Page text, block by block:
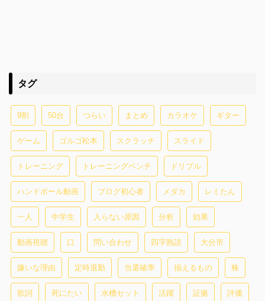
タグ
9割 50台 つらい まとめ カラオケ ギター
ゲーム ゴルゴ松本 スクラッチ スライド
トレーニング トレーニングベンチ ドリブル
ハンドボール動画 ブログ初心者 メダカ レミたん
一人 中学生 入らない原因 分析 効果
動画視聴 口 問い合わせ 四字熟語 大分市
嫌いな理由 定時退勤 当選確率 揃えるもの 株
歌詞 死にたい 水槽セット 活躍 証拠 評価